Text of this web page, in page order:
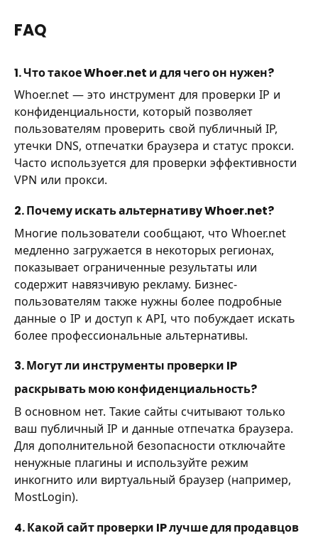
FAQ
1. Что такое Whoer.net и для чего он нужен?
Whoer.net — это инструмент для проверки IP и
конфиденциальности, который позволяет
пользователям проверить свой публичный IP,
утечки DNS, отпечатки браузера и статус прокси.
Часто используется для проверки эффективности
VPN или прокси.
2. Почему искать альтернативу Whoer.net?
Многие пользователи сообщают, что Whoer.net
медленно загружается в некоторых регионах,
показывает ограниченные результаты или
содержит навязчивую рекламу. Бизнес-
пользователям также нужны более подробные
данные о IP и доступ к API, что побуждает искать
более профессиональные альтернативы.
3. Могут ли инструменты проверки IP
раскрывать мою конфиденциальность?
В основном нет. Такие сайты считывают только
ваш публичный IP и данные отпечатка браузера.
Для дополнительной безопасности отключайте
ненужные плагины и используйте режим
инкогнито или виртуальный браузер (например,
MostLogin).
4. Какой сайт проверки IP лучше для продавцов